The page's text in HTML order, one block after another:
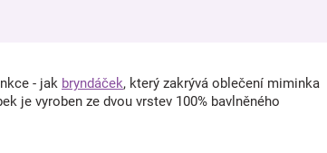
- jak bryndáček, který zakrývá oblečení miminka
je vyroben ze dvou vrstev 100% bavlněného